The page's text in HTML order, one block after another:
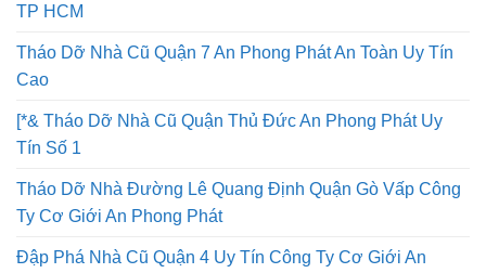
TP HCM
Tháo Dỡ Nhà Cũ Quận 7 An Phong Phát An Toàn Uy Tín
Cao
[*& Tháo Dỡ Nhà Cũ Quận Thủ Đức An Phong Phát Uy
Tín Số 1
Tháo Dỡ Nhà Đường Lê Quang Định Quận Gò Vấp Công
Ty Cơ Giới An Phong Phát
Đập Phá Nhà Cũ Quận 4 Uy Tín Công Ty Cơ Giới An